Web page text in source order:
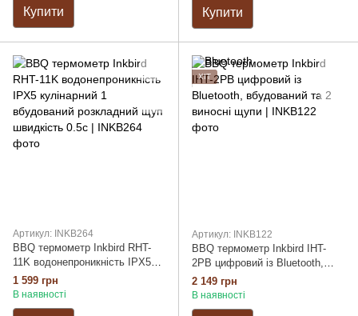
м'яса, кухонний професійний
Купити Купити
Артикул: INKB264
BBQ термометр Inkbird RHT-
11K водонепроникність IPX5
кулінарний 1 вбудований
розкладний щуп швидкість
0.5с
1 599 грн
В наявності
ХІТ
Артикул: INKB122
BBQ термометр Inkbird IHT-
2PB цифровий із Bluetooth,
вбудований та 2 виносні щупи
2 149 грн
В наявності